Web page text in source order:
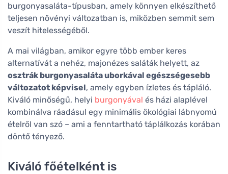
burgonyasaláta-típusban, amely könnyen elkészíthető
teljesen növényi változatban is, miközben semmit sem
veszít hitelességéből.
A mai világban, amikor egyre több ember keres
alternatívát a nehéz, majonézes saláták helyett, az
osztrák burgonyasaláta uborkával egészségesebb
változatot képvisel, amely egyben ízletes és tápláló.
Kiváló minőségű, helyi burgonyával és házi alaplével
kombinálva ráadásul egy minimális ökológiai lábnyomú
ételről van szó – ami a fenntartható táplálkozás korában
döntő tényező.
Kiváló főételként is